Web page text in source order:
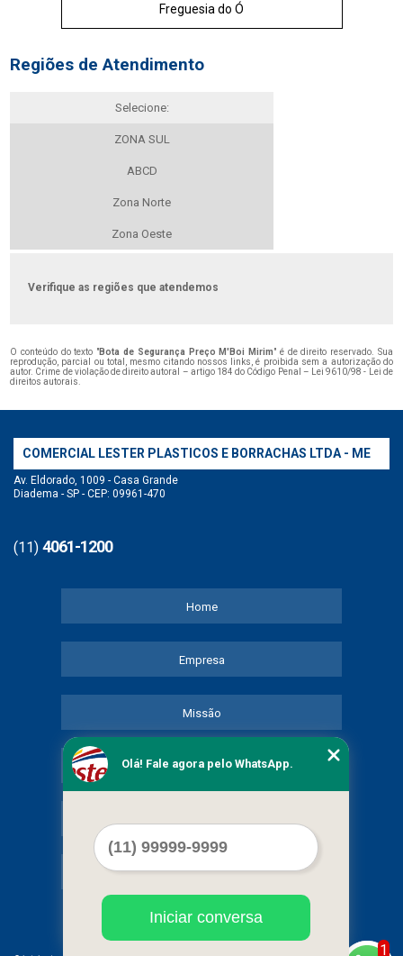
Freguesia do Ó
Regiões de Atendimento
Selecione:
ZONA SUL
ABCD
Zona Norte
Zona Oeste
Verifique as regiões que atendemos
O conteúdo do texto "Bota de Segurança Preço M'Boi Mirim" é de direito reservado. Sua
reprodução, parcial ou total, mesmo citando nossos links, é proibida sem a autorização do
autor. Crime de violação de direito autoral – artigo 184 do Código Penal –
Lei 9610/98 - Lei de
direitos autorais
COMERCIAL LESTER PLASTICOS E BORRACHAS LTDA - ME
Av. Eldorado, 1009 - Casa Grande
Diadema - SP - CEP: 09961-470
(11) 4061-1200
Home
Empresa
Missão
Serviços
Mapa do site
1
Olá! Fale agora pelo WhatsApp.
Iniciar conversa